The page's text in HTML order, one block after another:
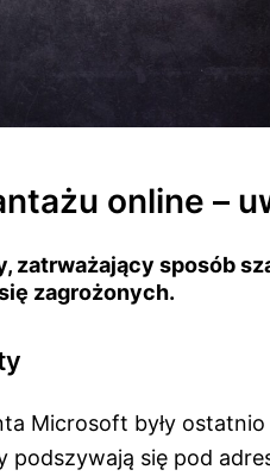
online –
zatrważający sposób
zagrożonych.
Microsoft były
się pod